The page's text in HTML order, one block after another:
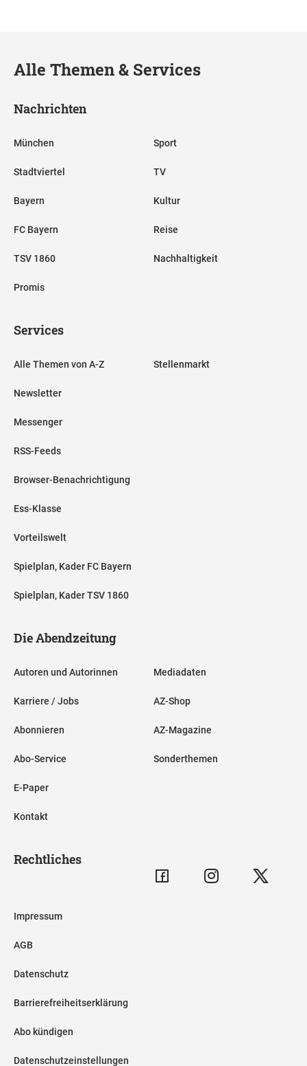
Alle Themen & Services
Nachrichten
München
Stadtviertel
Bayern
FC Bayern
TSV 1860
Promis
Sport
TV
Kultur
Reise
Nachhaltigkeit
Services
Alle Themen von A-Z
Newsletter
Messenger
RSS-Feeds
Browser-Benachrichtigung
Ess-Klasse
Vorteilswelt
Spielplan, Kader FC Bayern
Spielplan, Kader TSV 1860
Stellenmarkt
Die Abendzeitung
Autoren und Autorinnen
Karriere / Jobs
Abonnieren
Abo-Service
E-Paper
Kontakt
Mediadaten
AZ-Shop
AZ-Magazine
Sonderthemen
Rechtliches
Impressum
AGB
Datenschutz
Barrierefreiheitserklärung
Abo kündigen
Datenschutzeinstellungen